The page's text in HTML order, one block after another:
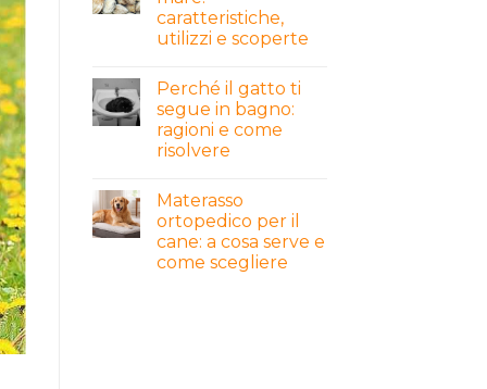
caratteristiche,
utilizzi e scoperte
Perché il gatto ti
segue in bagno:
ragioni e come
risolvere
Materasso
ortopedico per il
cane: a cosa serve e
come scegliere